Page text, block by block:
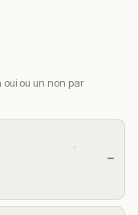
ou un non par
—